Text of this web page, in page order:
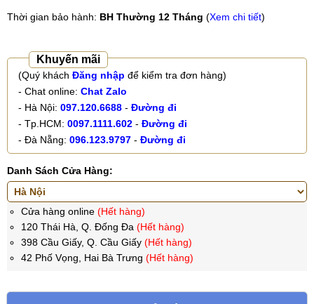
Thời gian bảo hành: BH Thường 12 Tháng (Xem chi tiết)
Khuyến mãi
(Quý khách Đăng nhập để kiểm tra đơn hàng)
- Chat online: Chat Zalo
- Hà Nội: 097.120.6688 - Đường đi
- Tp.HCM: 0097.1111.602 - Đường đi
- Đà Nẵng: 096.123.9797 - Đường đi
Danh Sách Cửa Hàng:
Cửa hàng online (Hết hàng)
120 Thái Hà, Q. Đống Đa (Hết hàng)
398 Cầu Giấy, Q. Cầu Giấy (Hết hàng)
42 Phố Vọng, Hai Bà Trưng (Hết hàng)